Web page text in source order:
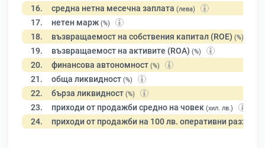
16. средна нетна месечна заплата (лева)
17. нетен марж (%)
18. възвращаемост на собствения капитал (ROE) (%)
19. възвращаемост на активите (ROA) (%)
20. финансова автономност (%)
21. обща ликвидност (%)
22. бърза ликвидност (%)
23. приходи от продажби средно на човек (хил. лв.)
24. приходи от продажби на 100 лв. оперативни разходи